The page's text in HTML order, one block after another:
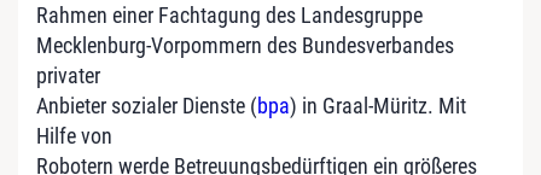
Rahmen einer Fachtagung des Landesgruppe
Mecklenburg-Vorpommern des Bundesverbandes
privater
Anbieter sozialer Dienste (bpa) in Graal-Müritz. Mit
Hilfe von
Robotern werde Betreuungsbedürftigen ein größeres